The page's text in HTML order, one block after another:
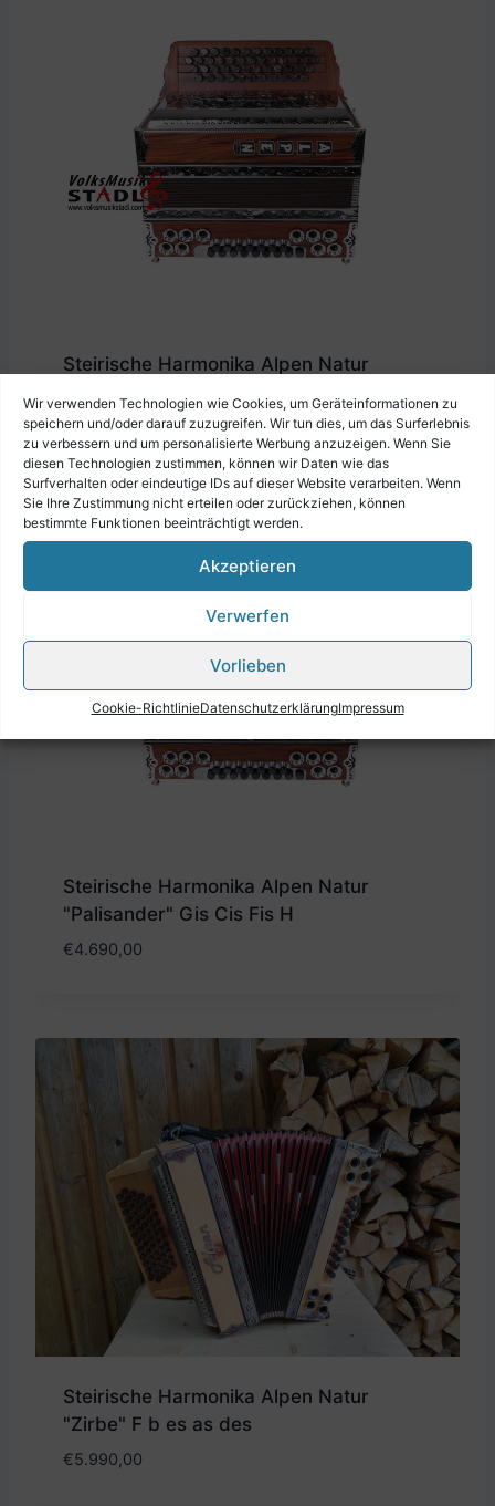
Wir verwenden Technologien wie Cookies, um Geräteinformationen zu
speichern und/oder darauf zuzugreifen. Wir tun dies, um das Surferlebnis
zu verbessern und um personalisierte Werbung anzuzeigen. Wenn Sie
diesen Technologien zustimmen, können wir Daten wie das
Surfverhalten oder eindeutige IDs auf dieser Website verarbeiten. Wenn
Sie Ihre Zustimmung nicht erteilen oder zurückziehen, können
bestimmte Funktionen beeinträchtigt werden.
Akzeptieren
Verwerfen
Vorlieben
Cookie-RichtlinieDatenschutzerklärungImpressum
Steirische Harmonika Alpen Natur
€4.690,00
Steirische Harmonika Alpen Natur
"Palisander" Gis Cis Fis H
€4.690,00
Steirische Harmonika Alpen Natur
"Zirbe" F b es as des
€5.990,00